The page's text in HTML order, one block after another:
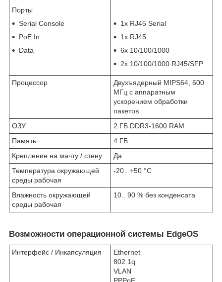
Порты
Serial Console
PoE In
Data
1х RJ45 Serial
1х RJ45
6х 10/100/1000
2х 10/100/1000 RJ45/SFP
Процессор
Двухъядерный MIPS64, 600
МГц с аппаратным
ускорением обработки
пакетов
ОЗУ
2 ГБ DDR3-1600 RAM
Память
4 ГБ
Крепление на мачту / стену
Да
Температура окружающей
среды рабочая
-20.. +50 °C
Влажность окружающей
среды рабочая
10.. 90 % без конденсата
Возможности операционной системы EdgeOS
Интерфейс / Инкапсуляция
Ethernet
802.1q
VLAN
PPPoE